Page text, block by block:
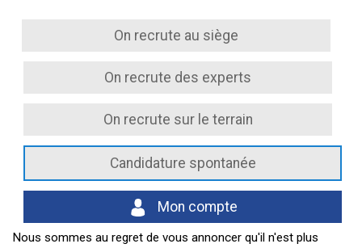
On recrute au siège
On recrute des experts
On recrute sur le terrain
Candidature spontanée
Mon compte
Nous sommes au regret de vous annoncer qu'il n'est plus